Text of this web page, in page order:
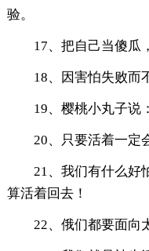
验。
17、把自己当傻瓜
18、因害怕失败而
19、樱桃小丸子说
20、只要活着一定
21、我们有什么好
算活着回去！
22、俄们都要面向